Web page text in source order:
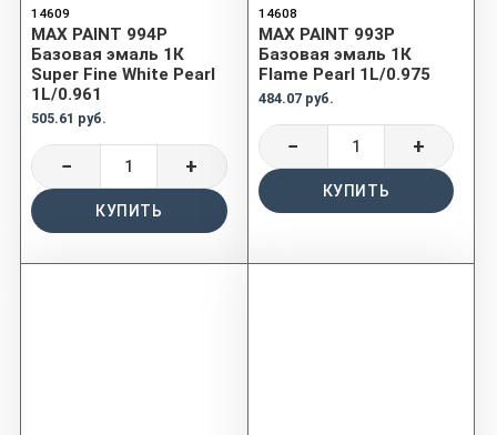
14609
MAX PAINT 994P
Базовая эмаль 1К
Super Fine White Pearl
1L/0.961
505.61 руб.
− +
КУПИТЬ
14608
MAX PAINT 993P
Базовая эмаль 1К
Flame Pearl 1L/0.975
484.07 руб.
− +
КУПИТЬ